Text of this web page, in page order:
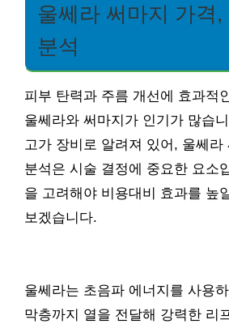
울쎄라 써마지 가격,
분석
피부 탄력과 주름 개선에 효과적
울쎄라와 써마지가 인기가 많습
고가 장비로 알려져 있어, 울쎄라
분석은 시술 결정에 중요한 요소
을 고려해야 비용대비 효과를 높
보겠습니다.
울쎄라는 초음파 에너지를 사용
막층까지 열을 전달해 강력한 리